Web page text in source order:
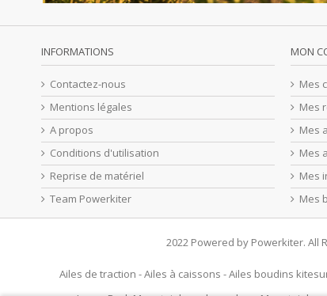
INFORMATIONS
Contactez-nous
Mentions légales
A propos
Conditions d'utilisation
Reprise de matériel
Team Powerkiter
MON
Mes
Mes
Mes
Mes
Mes
Mes
2022 Powered by Powerkiter. All
Ailes de traction -Ailes à caissons -Ailes boudins